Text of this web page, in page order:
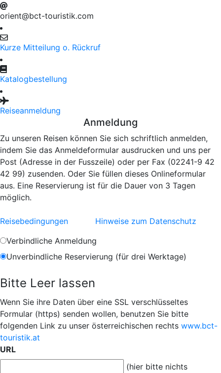
orient@bct-touristik.com
Kurze Mitteilung o. Rückruf
Katalogbestellung
Reiseanmeldung
Anmeldung
Zu unseren Reisen können Sie sich schriftlich anmelden,
indem Sie das Anmeldeformular ausdrucken und uns per
Post (Adresse in der Fusszeile) oder per Fax (02241-9 42
42 99) zusenden. Oder Sie füllen dieses Onlineformular
aus. Eine Reservierung ist für die Dauer von 3 Tagen
möglich.
Reisebedingungen
Hinweise zum Datenschutz
Verbindliche Anmeldung
Unverbindliche Reservierung (für drei Werktage)
Wenn Sie ihre Daten über eine SSL verschlüsseltes
Formular (https) senden wollen, benutzen Sie bitte
folgenden Link zu unser österreichischen rechts www.bct-
touristik.at
Bitte Leer lassen
URL
(hier bitte nichts